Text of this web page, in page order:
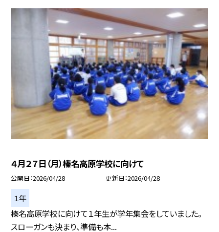
４月２７日（月）榛名高原学校に向けて
公開日 2026/04/28 更新日 2026/04/28
１年
榛名高原学校に向けて１年生が学年集会をしていました。
スローガンも決まり、準備も本...